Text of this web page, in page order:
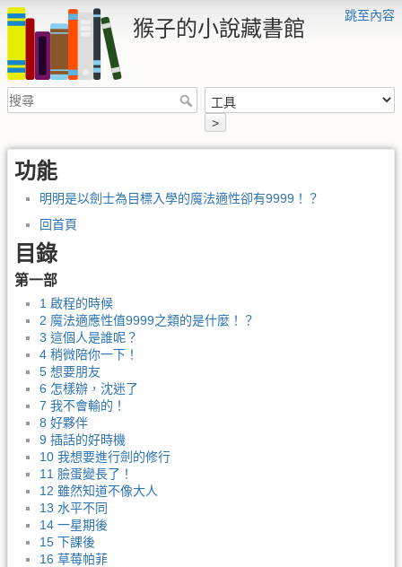
跳至內容
猴子的小說藏書館
>
功能
明明是以劍士為目標入學的魔法適性卻有9999！？
回首頁
目錄
第一部
1 啟程的時候
2 魔法適應性值9999之類的是什麼！？
3 這個人是誰呢？
4 稍微陪你一下！
5 想要朋友
6 怎樣辦，沈迷了
7 我不會輸的！
8 好夥伴
9 插話的好時機
10 我想要進行劍的修行
11 臉蛋變長了！
12 雖然知道不像大人
13 水平不同
14 一星期後
15 下課後
16 草莓帕菲